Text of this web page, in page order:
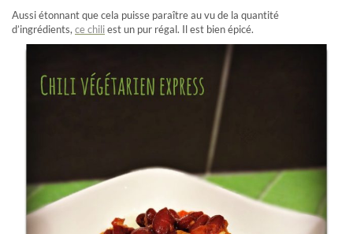
Aussi étonnant que cela puisse paraître au vu de la quantité
d’ingrédients, ce chiliest un pur régal. Il est bien épicé.